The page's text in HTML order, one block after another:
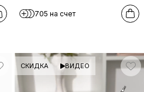
НА КЛАПАНЕ ОТ DI GREGORIO ИЗ
ЛАМИНИРОВАННОЙ
705 на счет
СКИДКА ВИДЕО